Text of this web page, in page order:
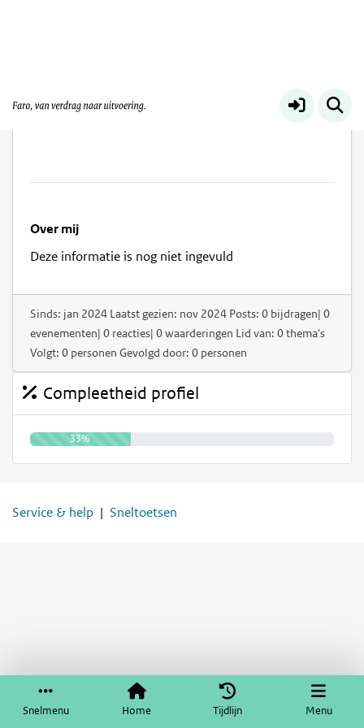
Snelmenu Home Tijdlijn Menu
Over mij
Deze informatie is nog niet ingevuld
Sinds: jan 2024 Laatst gezien: nov 2024 Posts: 0 bijdragen| 0
evenementen| 0 reacties| 0 waarderingen Lid van: 0 thema's
Volgt: 0 personen Gevolgd door: 0 personen
Compleetheid profiel
33%
Service & help Sneltoetsen